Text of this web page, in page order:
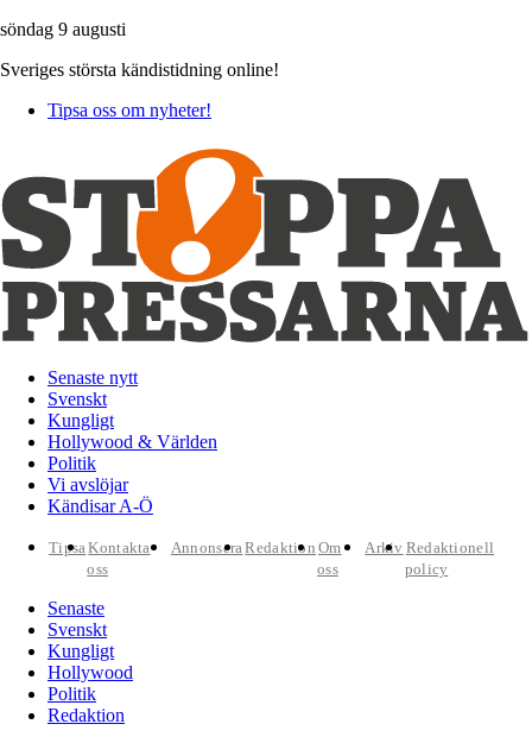
söndag 9 augusti
Sveriges största kändistidning online!
Tipsa oss om nyheter!
Senaste nytt
Svenskt
Kungligt
Hollywood & Världen
Politik
Vi avslöjar
Kändisar A-Ö
TipsaKontakta
oss
AnnonseraRedaktion Om
oss
Arkiv Redaktionell
policy
Senaste
Svenskt
Kungligt
Hollywood
Politik
Redaktion